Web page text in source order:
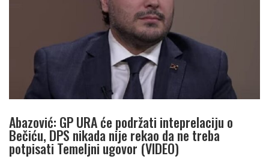
Abazović: GP URA će podržati inteprelaciju o
Bečiću, DPS nikada nije rekao da ne treba
potpisati Temeljni ugovor (VIDEO)